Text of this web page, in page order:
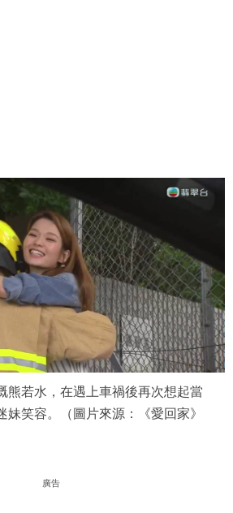
熊若水，在遇上車禍後再次想起當
妹笑容。（圖片來源：《愛回家》
廣告